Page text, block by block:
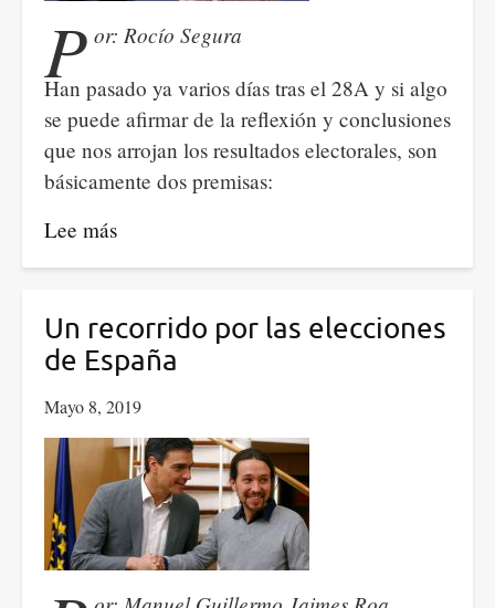
P or: Rocío Segura
Han pasado ya varios días tras el 28A y si algo
se puede afirmar de la reflexión y conclusiones
que nos arrojan los resultados electorales, son
básicamente dos premisas:
Lee más
En
primavera
del
28A:
not
today
Un recorrido por las elecciones
de España
Mayo 8, 2019